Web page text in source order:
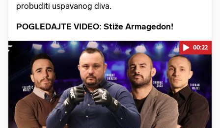
probuditi uspavanog diva.
POGLEDAJTE VIDEO: Stiže Armagedon!
Pokretanje videa...
00:22